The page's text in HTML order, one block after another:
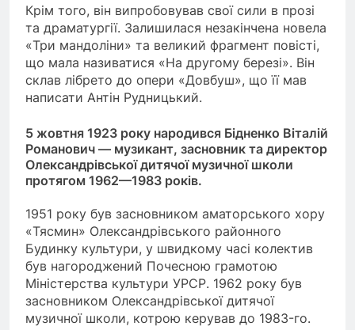
Крім того, він випробовував свої сили в прозі
та драматургії. Залишилася незакінчена новела
«Три мандоліни» та великий фрагмент повісті,
що мала називатися «На другому березі». Він
склав лібрето до опери «Довбуш», що її мав
написати Антін Рудницький.
5 жовтня 1923 року народився Бідненко Віталій
Романович — музикант, засновник та директор
Олександрівської дитячої музичної школи
протягом 1962—1983 років.
1951 року був засновником аматорського хору
«Тясмин» Олександрівського районного
Будинку культури, у швидкому часі колектив
був нагороджений Почесною грамотою
Міністерства культури УРСР. 1962 року був
засновником Олександрівської дитячої
музичної школи, котрою керував до 1983-го.